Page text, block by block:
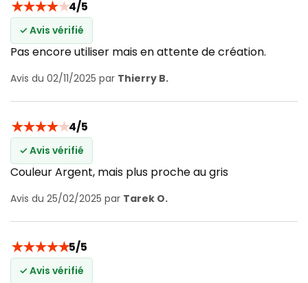
★★★★★4/5
✓ Avis vérifié
Pas encore utiliser mais en attente de création.
Avis du 02/11/2025 par Thierry B.
★★★★★4/5
✓ Avis vérifié
Couleur Argent, mais plus proche au gris
Avis du 25/02/2025 par Tarek O.
★★★★★5/5
✓ Avis vérifié